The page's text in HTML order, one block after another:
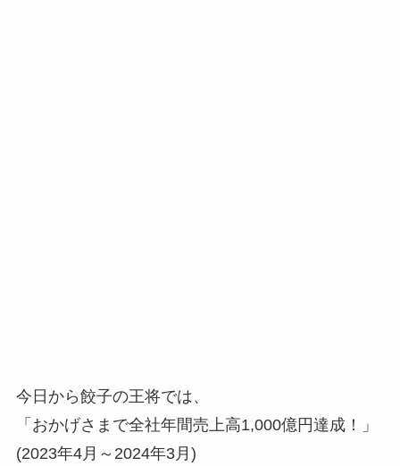
今日から餃子の王将では、
「おかげさまで全社年間売上高1,000億円達成！」
(2023年4月～2024年3月)